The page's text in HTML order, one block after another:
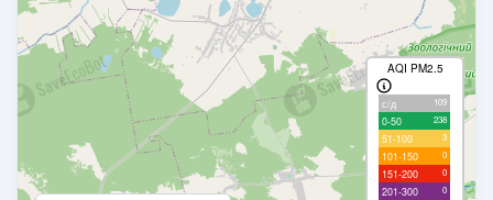
AQI PM2.5
с/д 109
0-50 238
51-100 3
101-150 0
151-200 0
201-300 0